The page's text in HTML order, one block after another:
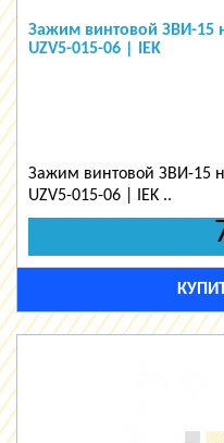
Зажим винтовой ЗВИ-15
UZV5-015-06 | IEK
Зажим винтовой ЗВИ-15
UZV5-015-06 | IEK ..